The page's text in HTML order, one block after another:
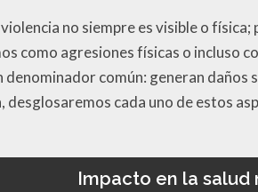
no siempre es visible o
como agresiones físicas o incluso
común: generan
desglosaremos cada uno de estos
Impacto en la salud